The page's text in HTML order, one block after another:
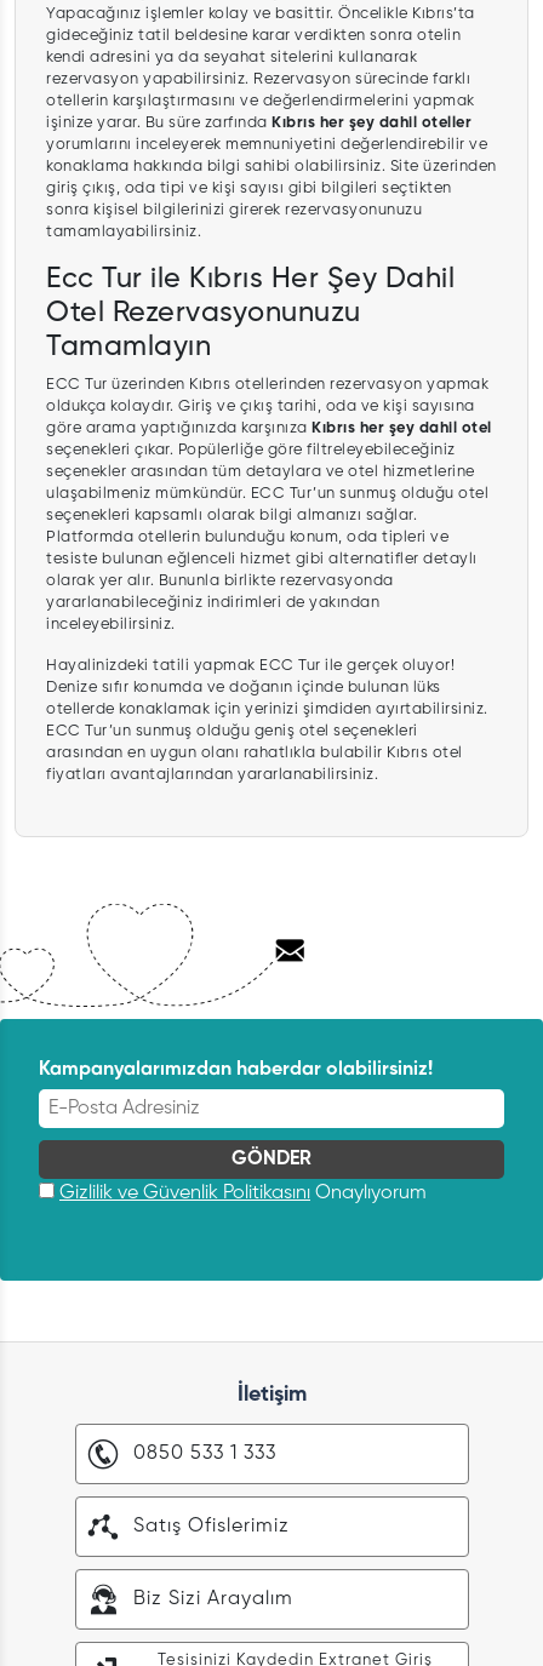
Yapacağınız işlemler kolay ve basittir. Öncelikle Kıbrıs’ta
gideceğiniz tatil beldesine karar verdikten sonra otelin
kendi adresini ya da seyahat sitelerini kullanarak
rezervasyon yapabilirsiniz. Rezervasyon sürecinde farklı
otellerin karşılaştırmasını ve değerlendirmelerini yapmak
işinize yarar. Bu süre zarfında Kıbrıs her şey dahil oteller
yorumlarını inceleyerek memnuniyetini değerlendirebilir ve
konaklama hakkında bilgi sahibi olabilirsiniz. Site üzerinden
giriş çıkış, oda tipi ve kişi sayısı gibi bilgileri seçtikten
sonra kişisel bilgilerinizi girerek rezervasyonunuzu
tamamlayabilirsiniz.
Ecc Tur ile Kıbrıs Her Şey Dahil
Otel Rezervasyonunuzu
Tamamlayın
ECC Tur üzerinden Kıbrıs otellerinden rezervasyon yapmak
oldukça kolaydır. Giriş ve çıkış tarihi, oda ve kişi sayısına
göre arama yaptığınızda karşınıza Kıbrıs her şey dahil otel
seçenekleri çıkar. Popülerliğe göre filtreleyebileceğiniz
seçenekler arasından tüm detaylara ve otel hizmetlerine
ulaşabilmeniz mümkündür. ECC Tur’un sunmuş olduğu otel
seçenekleri kapsamlı olarak bilgi almanızı sağlar.
Platformda otellerin bulunduğu konum, oda tipleri ve
tesiste bulunan eğlenceli hizmet gibi alternatifler detaylı
olarak yer alır. Bununla birlikte rezervasyonda
yararlanabileceğiniz indirimleri de yakından
inceleyebilirsiniz.
Hayalinizdeki tatili yapmak ECC Tur ile gerçek oluyor!
Denize sıfır konumda ve doğanın içinde bulunan lüks
otellerde konaklamak için yerinizi şimdiden ayırtabilirsiniz.
ECC Tur’un sunmuş olduğu geniş otel seçenekleri
arasından en uygun olanı rahatlıkla bulabilir Kıbrıs otel
fiyatları avantajlarından yararlanabilirsiniz.
Kampanyalarımızdan haberdar olabilirsiniz!
Gizlilik ve Güvenlik Politikasını Onaylıyorum
İletişim
0850 533 1 333
Satış Ofislerimiz
Biz Sizi Arayalım
Tesisinizi Kaydedin Extranet Giriş